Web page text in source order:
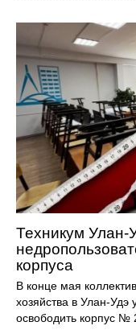
Техникум Улан-
корпуса
В конце мая
хозяйства в Улан-Удэ
освободить корпус №